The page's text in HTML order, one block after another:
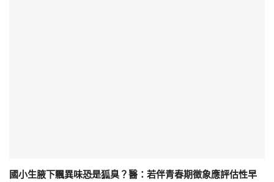
國小生腋下飄異味恐是狐臭？醫：若伴青春期徵象應評估性早